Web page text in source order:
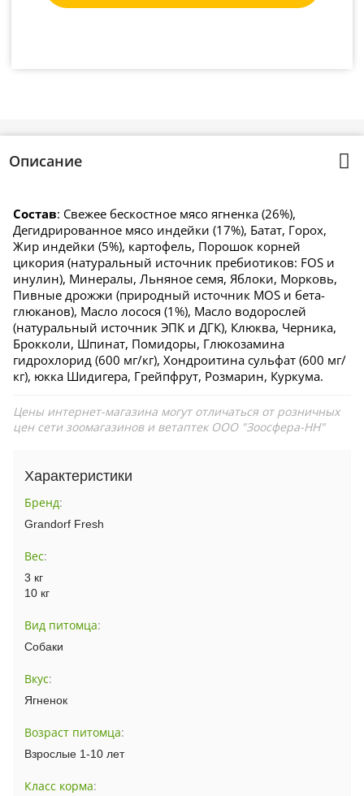
Описание
Состав: Свежее бескостное мясо ягненка (26%),
Дегидрированное мясо индейки (17%), Батат, Горох,
Жир индейки (5%), картофель, Порошок корней
цикория (натуральный источник пребиотиков: FOS и
инулин), Минералы, Льняное семя, Яблоки, Морковь,
Пивные дрожжи (природный источник MOS и бета-
глюканов), Масло лосося (1%), Масло водорослей
(натуральный источник ЭПК и ДГК), Клюква, Черника,
Брокколи, Шпинат, Помидоры, Глюкозамина
гидрохлорид (600 мг/кг), Хондроитина сульфат (600 мг/
кг), юкка Шидигера, Грейпфрут, Розмарин, Куркума.
Цены интернет-магазина могут отличаться от розничных
цен сети зоомагазинов и ветаптек ООО "Зоосфера-НН"
Характеристики
Бренд:
Grandorf Fresh
Вес:
3 кг
10 кг
Вид питомца:
Собаки
Вкус:
Ягненок
Возраст питомца:
Взрослые 1-10 лет
Класс корма: